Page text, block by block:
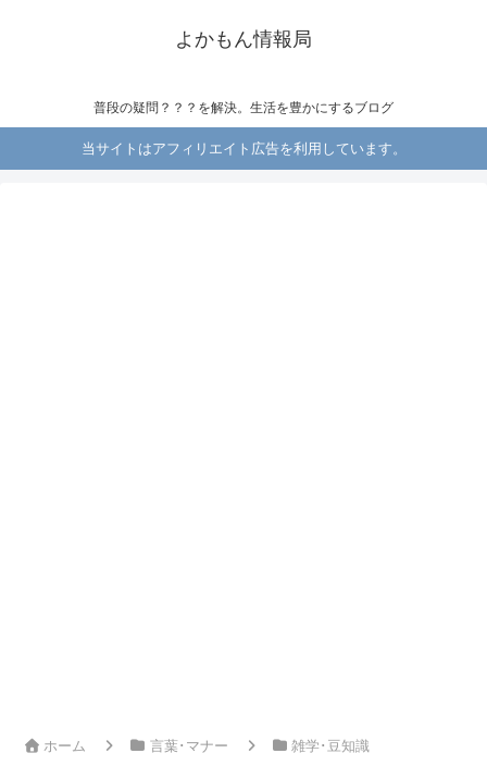
よかもん情報局
普段の疑問？？？を解決。生活を豊かにするブログ
当サイトはアフィリエイト広告を利用しています。
ホーム 言葉･マナー 雑学･豆知識